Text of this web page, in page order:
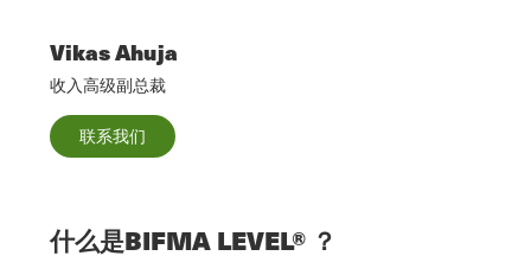
Vikas Ahuja
收入高级副总裁
联系我们
什么是BIFMA LEVEL® ？